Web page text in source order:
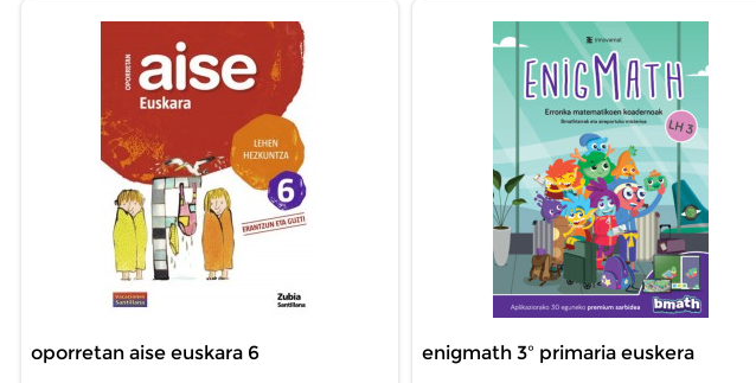
oporretan aise euskara 6 enigmath 3º primaria euskera